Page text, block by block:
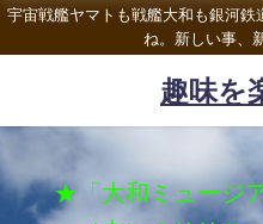
宇宙戦艦ヤマトも戦艦大和も銀河鉄
ね。新しい事、
趣味を
★「大和ミュージ